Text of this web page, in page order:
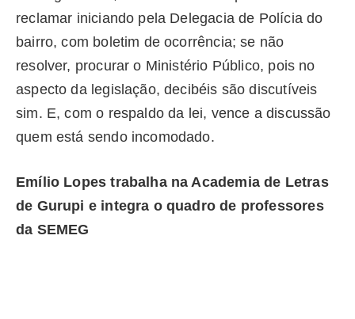
reclamar iniciando pela Delegacia de Polícia do
bairro, com boletim de ocorrência; se não
resolver, procurar o Ministério Público, pois no
aspecto da legislação, decibéis são discutíveis
sim. E, com o respaldo da lei, vence a discussão
quem está sendo incomodado.
Emílio Lopes trabalha na Academia de Letras
de Gurupi e integra o quadro de professores
da SEMEG